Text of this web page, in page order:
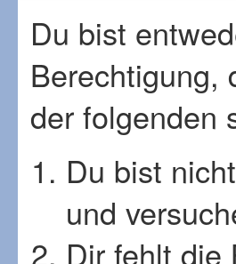
Du bist
Berechtigung,
der folgenden
Du bist
und
Dir fehlt die